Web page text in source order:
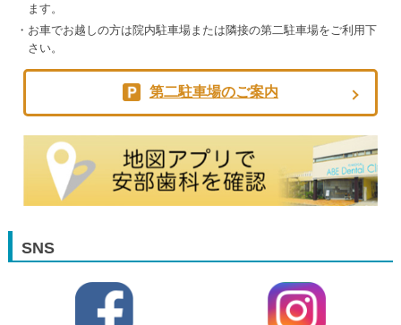
ます。
お車でお越しの方は院内駐車場または隣接の第二駐車場をご利用下
さい。
第二駐車場のご案内
SNS